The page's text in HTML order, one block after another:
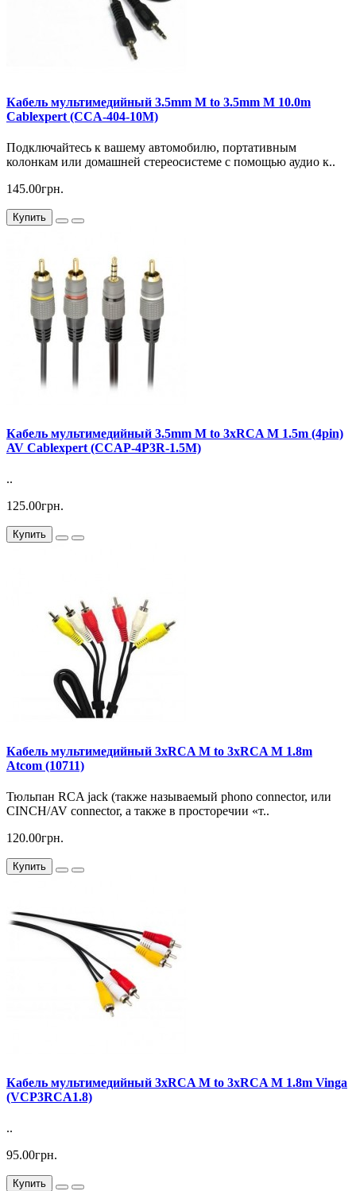
Кабель мультимедийный 3.5mm M to 3.5mm M 10.0m
Cablexpert (CCA-404-10M)
Подключайтесь к вашему автомобилю, портативным
колонкам или домашней стереосистеме с помощью аудио к..
145.00грн.
Купить
Кабель мультимедийный 3.5mm M to 3xRCA M 1.5m (4pin)
AV Cablexpert (CCAP-4P3R-1.5M)
..
125.00грн.
Купить
Кабель мультимедийный 3xRCA M to 3xRCA M 1.8m
Atcom (10711)
Тюльпан RCA jack (также называемый phono connector, или
CINCH/AV connector, а также в просторечии «т..
120.00грн.
Купить
Кабель мультимедийный 3xRCA M to 3xRCA M 1.8m Vinga
(VCP3RCA1.8)
..
95.00грн.
Купить